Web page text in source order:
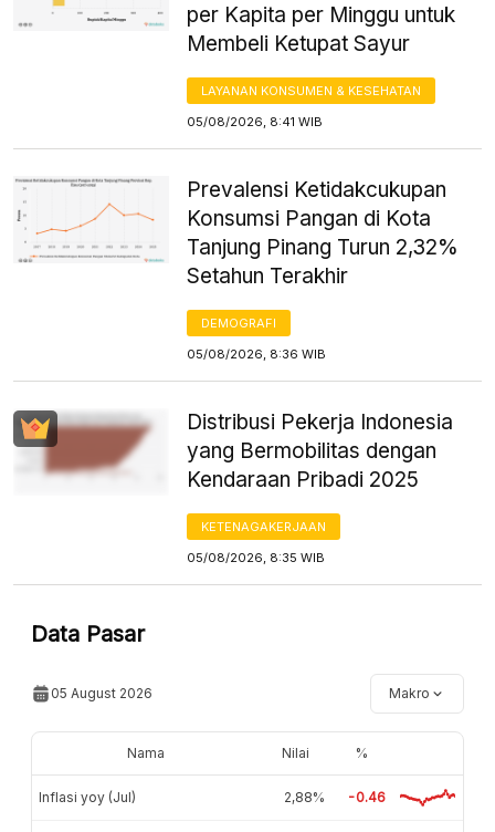
per Kapita per Minggu untuk
Membeli Ketupat Sayur
LAYANAN KONSUMEN & KESEHATAN
05/08/2026, 8:41 WIB
Prevalensi Ketidakcukupan
Konsumsi Pangan di Kota
Tanjung Pinang Turun 2,32%
Setahun Terakhir
DEMOGRAFI
05/08/2026, 8:36 WIB
Distribusi Pekerja Indonesia
yang Bermobilitas dengan
Kendaraan Pribadi 2025
KETENAGAKERJAAN
05/08/2026, 8:35 WIB
Data Pasar
05 August 2026 Makro
Nama Nilai %
Inflasi yoy (Jul) 2,88% -0.46